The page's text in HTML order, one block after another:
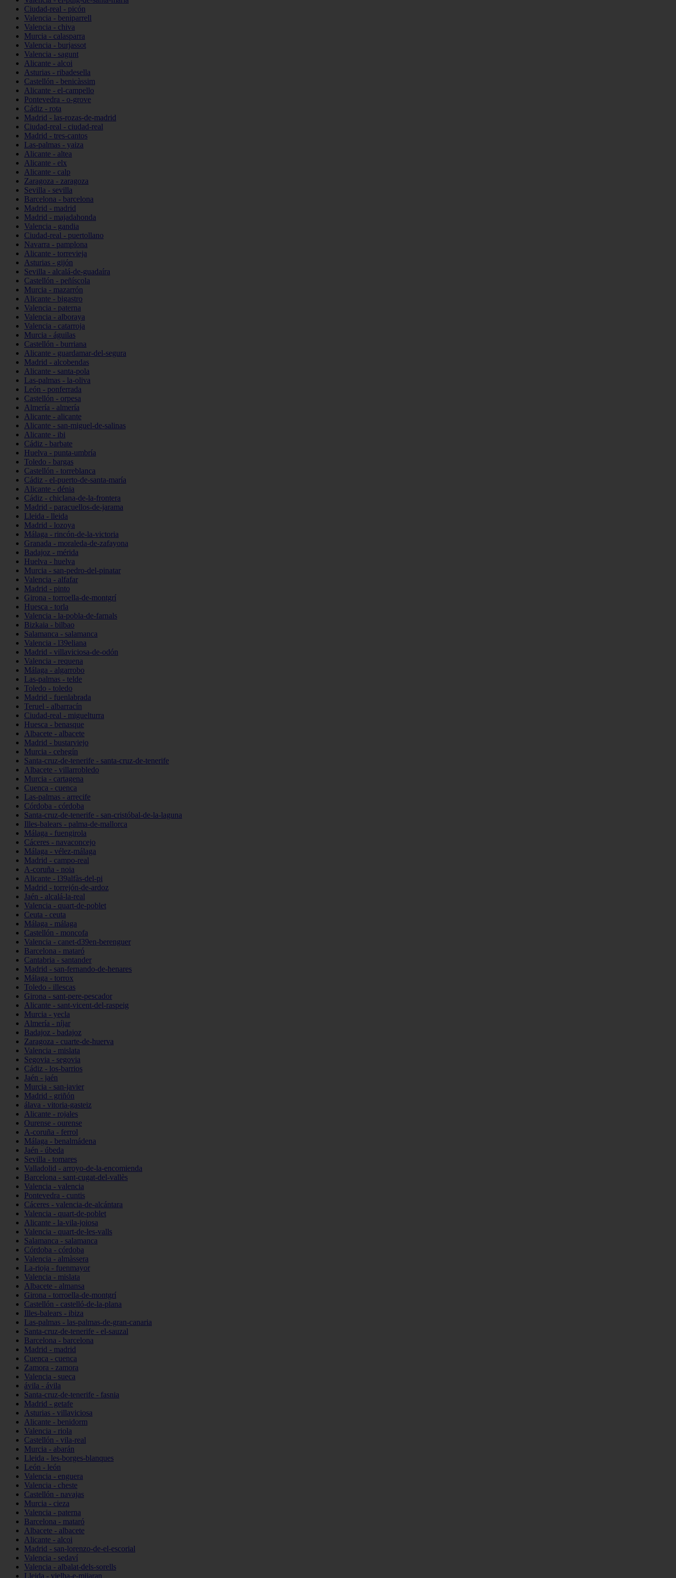
Ciudad-real - picón
Valencia - beniparrell
Valencia - chiva
Murcia - calasparra
Valencia - burjassot
Valencia - sagunt
Alicante - alcoi
Asturias - ribadesella
Castellón - benicàssim
Alicante - el-campello
Pontevedra - o-grove
Cádiz - rota
Madrid - las-rozas-de-madrid
Ciudad-real - ciudad-real
Madrid - tres-cantos
Las-palmas - yaiza
Alicante - altea
Alicante - elx
Alicante - calp
Zaragoza - zaragoza
Sevilla - sevilla
Barcelona - barcelona
Madrid - madrid
Madrid - majadahonda
Valencia - gandia
Ciudad-real - puertollano
Navarra - pamplona
Alicante - torrevieja
Asturias - gijón
Sevilla - alcalá-de-guadaíra
Castellón - peñíscola
Murcia - mazarrón
Alicante - bigastro
Valencia - paterna
Valencia - alboraya
Valencia - catarroja
Murcia - águilas
Castellón - burriana
Alicante - guardamar-del-segura
Madrid - alcobendas
Alicante - santa-pola
Las-palmas - la-oliva
León - ponferrada
Castellón - orpesa
Almería - almería
Alicante - alicante
Alicante - san-miguel-de-salinas
Alicante - ibi
Cádiz - barbate
Huelva - punta-umbría
Toledo - bargas
Castellón - torreblanca
Cádiz - el-puerto-de-santa-maría
Alicante - dénia
Cádiz - chiclana-de-la-frontera
Madrid - paracuellos-de-jarama
Lleida - lleida
Madrid - lozoya
Málaga - rincón-de-la-victoria
Granada - moraleda-de-zafayona
Badajoz - mérida
Huelva - huelva
Murcia - san-pedro-del-pinatar
Valencia - alfafar
Madrid - pinto
Girona - torroella-de-montgrí
Huesca - torla
Valencia - la-pobla-de-farnals
Bizkaia - bilbao
Salamanca - salamanca
Valencia - l39eliana
Madrid - villaviciosa-de-odón
Valencia - requena
Málaga - algarrobo
Las-palmas - telde
Toledo - toledo
Madrid - fuenlabrada
Teruel - albarracín
Ciudad-real - miguelturra
Huesca - benasque
Albacete - albacete
Madrid - bustarviejo
Murcia - cehegín
Santa-cruz-de-tenerife - santa-cruz-de-tenerife
Albacete - villarrobledo
Murcia - cartagena
Cuenca - cuenca
Las-palmas - arrecife
Córdoba - córdoba
Santa-cruz-de-tenerife - san-cristóbal-de-la-laguna
Illes-balears - palma-de-mallorca
Málaga - fuengirola
Cáceres - navaconcejo
Málaga - vélez-málaga
Madrid - campo-real
A-coruña - noia
Alicante - l39alfàs-del-pi
Madrid - torrejón-de-ardoz
Jaén - alcalá-la-real
Valencia - quart-de-poblet
Ceuta - ceuta
Málaga - málaga
Castellón - moncofa
Valencia - canet-d39en-berenguer
Barcelona - mataró
Cantabria - santander
Madrid - san-fernando-de-henares
Málaga - torrox
Toledo - illescas
Girona - sant-pere-pescador
Alicante - sant-vicent-del-raspeig
Murcia - yecla
Almería - níjar
Badajoz - badajoz
Zaragoza - cuarte-de-huerva
Valencia - mislata
Segovia - segovia
Cádiz - los-barrios
Jaén - jaén
Murcia - san-javier
Madrid - griñón
álava - vitoria-gasteiz
Alicante - rojales
Ourense - ourense
A-coruña - ferrol
Málaga - benalmádena
Jaén - úbeda
Sevilla - tomares
Valladolid - arroyo-de-la-encomienda
Barcelona - sant-cugat-del-vallès
Valencia - valencia
Pontevedra - cuntis
Cáceres - valencia-de-alcántara
Valencia - quart-de-poblet
Alicante - la-vila-joiosa
Valencia - quart-de-les-valls
Salamanca - salamanca
Córdoba - córdoba
Valencia - almàssera
La-rioja - fuenmayor
Valencia - mislata
Albacete - almansa
Girona - torroella-de-montgrí
Castellón - castelló-de-la-plana
Illes-balears - ibiza
Las-palmas - las-palmas-de-gran-canaria
Santa-cruz-de-tenerife - el-sauzal
Barcelona - barcelona
Madrid - madrid
Cuenca - cuenca
Zamora - zamora
Valencia - sueca
ávila - ávila
Santa-cruz-de-tenerife - fasnia
Madrid - getafe
Asturias - villaviciosa
Alicante - benidorm
Valencia - riola
Castellón - vila-real
Murcia - abarán
Lleida - les-borges-blanques
León - león
Valencia - enguera
Valencia - cheste
Castellón - navajas
Murcia - cieza
Valencia - paterna
Barcelona - mataró
Albacete - albacete
Alicante - alcoi
Madrid - san-lorenzo-de-el-escorial
Valencia - sedaví
Valencia - albalat-dels-sorells
Lleida - vielha-e-mijaran